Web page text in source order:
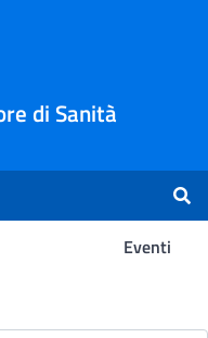
di Sanità
Eventi
-